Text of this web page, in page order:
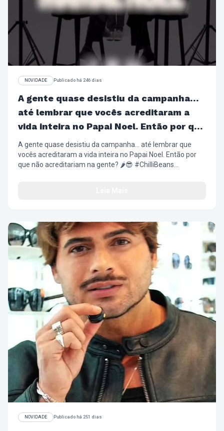
NOVIDADE Publicado há 246 dias
A gente quase desistiu da campanha…
até lembrar que vocês acreditaram a
vida inteira no Papai Noel. Então por que
não acreditariam na gente?
A gente quase desistiu da campanha… até lembrar que
vocês acreditaram a vida inteira no Papai Noel. Então por
que não acreditariam na gente? 🌶️😎 #ChilliBeans
NOVIDADE Publicado há 251 dias